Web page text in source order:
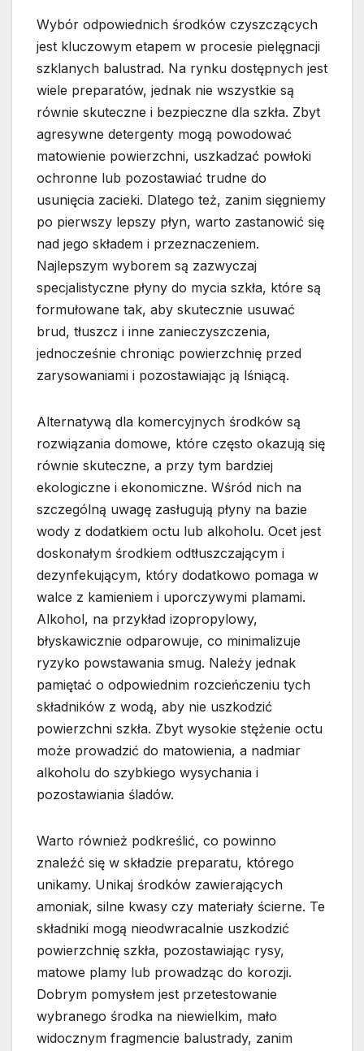
Wybór odpowiednich środków czyszczących
jest kluczowym etapem w procesie pielęgnacji
szklanych balustrad. Na rynku dostępnych jest
wiele preparatów, jednak nie wszystkie są
równie skuteczne i bezpieczne dla szkła. Zbyt
agresywne detergenty mogą powodować
matowienie powierzchni, uszkadzać powłoki
ochronne lub pozostawiać trudne do
usunięcia zacieki. Dlatego też, zanim sięgniemy
po pierwszy lepszy płyn, warto zastanowić się
nad jego składem i przeznaczeniem.
Najlepszym wyborem są zazwyczaj
specjalistyczne płyny do mycia szkła, które są
formułowane tak, aby skutecznie usuwać
brud, tłuszcz i inne zanieczyszczenia,
jednocześnie chroniąc powierzchnię przed
zarysowaniami i pozostawiając ją lśniącą.
Alternatywą dla komercyjnych środków są
rozwiązania domowe, które często okazują się
równie skuteczne, a przy tym bardziej
ekologiczne i ekonomiczne. Wśród nich na
szczególną uwagę zasługują płyny na bazie
wody z dodatkiem octu lub alkoholu. Ocet jest
doskonałym środkiem odtłuszczającym i
dezynfekującym, który dodatkowo pomaga w
walce z kamieniem i uporczywymi plamami.
Alkohol, na przykład izopropylowy,
błyskawicznie odparowuje, co minimalizuje
ryzyko powstawania smug. Należy jednak
pamiętać o odpowiednim rozcieńczeniu tych
składników z wodą, aby nie uszkodzić
powierzchni szkła. Zbyt wysokie stężenie octu
może prowadzić do matowienia, a nadmiar
alkoholu do szybkiego wysychania i
pozostawiania śladów.
Warto również podkreślić, co powinno
znaleźć się w składzie preparatu, którego
unikamy. Unikaj środków zawierających
amoniak, silne kwasy czy materiały ścierne. Te
składniki mogą nieodwracalnie uszkodzić
powierzchnię szkła, pozostawiając rysy,
matowe plamy lub prowadząc do korozji.
Dobrym pomysłem jest przetestowanie
wybranego środka na niewielkim, mało
widocznym fragmencie balustrady, zanim